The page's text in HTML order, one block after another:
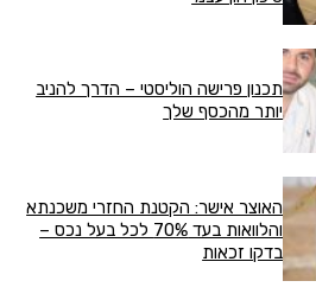
תכנון פרישה הוליסטי – הדרך להניב
יותר מהכסף שלך
האוצר אישר: הקטנת החזרי משכנתא
והלוואות בעד 70% לכל בעל נכס –
בדקו זכאות